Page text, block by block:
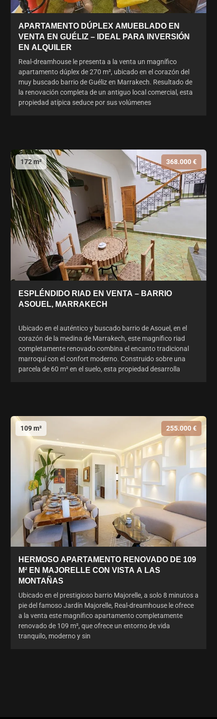
APARTAMENTO DÚPLEX AMUEBLADO EN
VENTA EN GUÉLIZ – IDEAL PARA INVERSIÓN
EN ALQUILER
Real-dreamhouse le presenta a la venta un magnífico
apartamento dúplex de 270 m², ubicado en el corazón del
muy buscado barrio de Guéliz en Marrakech. Resultado de
la renovación completa de un antiguo local comercial, esta
propiedad atípica seduce por sus volúmenes
172 m² 368.000 €
ESPLÉNDIDO RIAD EN VENTA – BARRIO
ASOUEL, MARRAKECH
Ubicado en el auténtico y buscado barrio de Asouel, en el
corazón de la medina de Marrakech, este magnífico riad
completamente renovado combina el encanto tradicional
marroquí con el confort moderno. Construido sobre una
parcela de 60 m² en el suelo, esta propiedad desarrolla
109 m² 255.000 €
HERMOSO APARTAMENTO RENOVADO DE 109
M² EN MAJORELLE CON VISTA A LAS
MONTAÑAS
Ubicado en el prestigioso barrio Majorelle, a solo 8 minutos a
pie del famoso Jardín Majorelle, Real-dreamhouse le ofrece
a la venta este magnífico apartamento completamente
renovado de 109 m², que ofrece un entorno de vida
tranquilo, moderno y sin